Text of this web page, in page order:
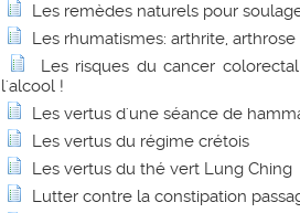
Les remèdes naturels pour
Les rhumatismes: arthrite,
Les risques du cancer
l'alcool !
Les vertus d'une séance de
Les vertus du régime crétois
Les vertus du thé vert Lung Ching
Lutter contre la constipation